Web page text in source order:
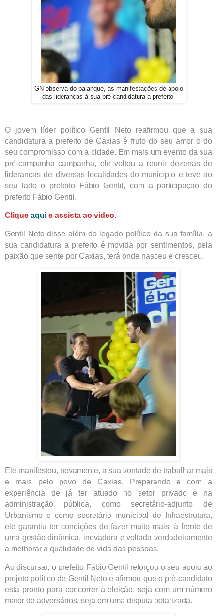
GN observa do palanque, as manifestações de apoio
das lideranças à sua pré-candidatura a prefeito
O jovem líder político Gentil Neto reafirmou que a sua
candidatura a prefeito de Caxias é fruto do seu amor o do
seu compromisso com a cidade. Em mais um evento da sua
pré-campanha campanha, ele voltou a reunir dezenas de
lideranças de diversas localidades do município e teve ao
seu lado o prefeito Fábio Gentil, com a participação do
prefeito Fábio Gentil.
Clique aqui e assista ao vídeo.
Gentil Neto disse além do legado político da sua família, a
sua candidatura a prefeito é movida por sentimentos, pela
paixão que sente por Caxias, terá onde nasceu e cresceu.
Ele manifestou, novamente, a sua vontade de trabalhar mais
e mais pelo povo de Caxias. Preparando e com a
experiência de já ter atuado no setor privado e na
administração pública, como secretário-adjunto de
Urbanismo e como secretário municipal de Infraestrutura,
ele garantiu ter condições de fazer muito mais, à frente de
uma gestão dinâmica, inovadora e voltada verdadeiramente
a melhorar a qualidade de vida das pessoas.
Ao discursar, o prefeito Fábio Gentil reforçou o seu apoio ao
projeto político de Gentil Neto e afirmou que o pré-candidato
está pronto para concorrer à eleição, seja com um número
maior de adversários, seja em uma disputa polarizada.